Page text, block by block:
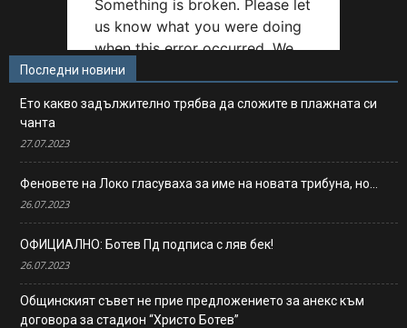
Последни новини
Ето какво задължително трябва да сложите в плажната си
чанта
27.07.2023
Феновете на Локо гласуваха за име на новата трибуна, но…
26.07.2023
ОФИЦИАЛНО: Ботев Пд подписа с ляв бек!
26.07.2023
Общинският съвет не прие предложението за анекс към
договора за стадион “Христо Ботев”